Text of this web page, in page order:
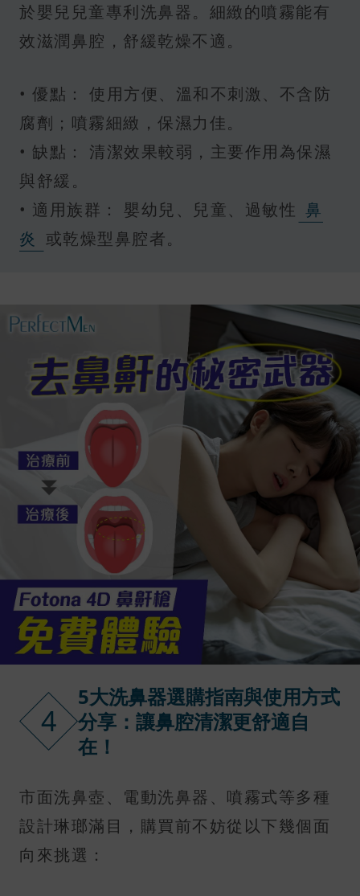
於嬰兒兒童專利洗鼻器。細緻的噴霧能有
效滋潤鼻腔，舒緩乾燥不適。
• 優點： 使用方便、溫和不刺激、不含防
腐劑；噴霧細緻，保濕力佳。
• 缺點： 清潔效果較弱，主要作用為保濕
與舒緩。
• 適用族群： 嬰幼兒、兒童、過敏性 鼻
炎 或乾燥型鼻腔者。
4
5大洗鼻器選購指南與使用方式
分享：讓鼻腔清潔更舒適自
在！
市面洗鼻壺、電動洗鼻器、噴霧式等多種
設計琳瑯滿目，購買前不妨從以下幾個面
向來挑選：